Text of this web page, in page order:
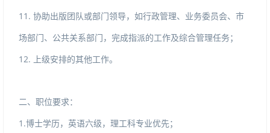
11. 协助出版团队或部门领导，如行政管理、业务委员会、市
场部门、公共关系部门，完成指派的工作及综合管理任务；
12. 上级安排的其他工作。
二、职位要求：
1.博士学历，英语六级，理工科专业优先；